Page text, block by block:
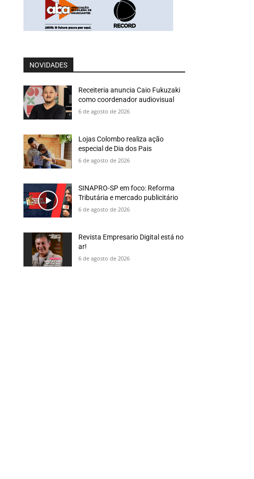
NOVIDADES
Receiteria anuncia Caio Fukuzaki
como coordenador audiovisual
6 de agosto de 2026
Lojas Colombo realiza ação
especial de Dia dos Pais
6 de agosto de 2026
SINAPRO-SP em foco: Reforma
Tributária e mercado publicitário
6 de agosto de 2026
Revista Empresario Digital está no
ar!
6 de agosto de 2026